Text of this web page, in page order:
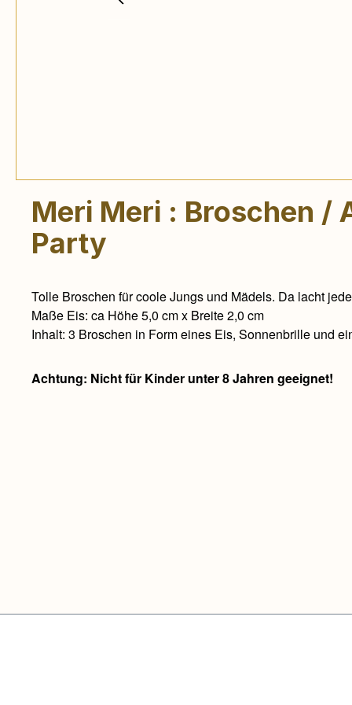
Meri Meri : Broschen /
Party
Tolle Broschen für coole Jungs und Mädels. Da lacht
Maße Eis: ca Höhe 5,0 cm x Breite 2,0 cm
Inhalt: 3 Broschen in Form eines Eis, Sonnenbrille und
Achtung: Nicht für Kinder unter 8 Jahren geeignet!